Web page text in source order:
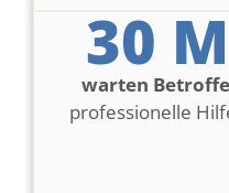
30
warten
professionelle